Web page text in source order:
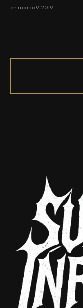
en marzo 9, 2019